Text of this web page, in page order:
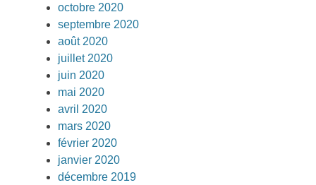
octobre 2020
septembre 2020
août 2020
juillet 2020
juin 2020
mai 2020
avril 2020
mars 2020
février 2020
janvier 2020
décembre 2019